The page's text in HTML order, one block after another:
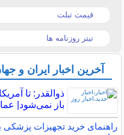
قیمت تبلت
تیتر روزنامه ها
آخرین اخبار ایران و
ذوالقدر: تا
باز نمی‌شود|
راهنمای خرید تجهیزات پزشکی